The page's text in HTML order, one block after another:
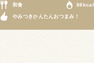
和食 88kcal
やみつきかんたんおつまみ！